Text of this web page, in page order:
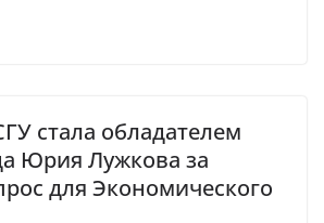
стала обладателем
Юрия Лужкова за
для Экономического